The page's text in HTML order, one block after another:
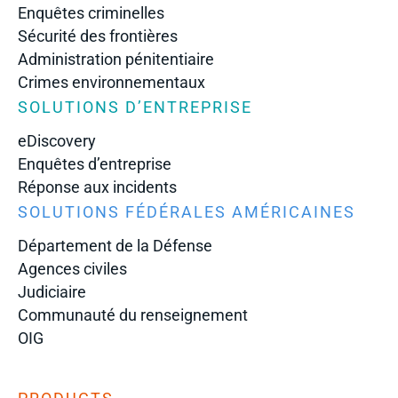
Enquêtes criminelles
Sécurité des frontières
Administration pénitentiaire
Crimes environnementaux
SOLUTIONS D’ENTREPRISE
eDiscovery
Enquêtes d’entreprise
Réponse aux incidents
SOLUTIONS FÉDÉRALES AMÉRICAINES
Département de la Défense
Agences civiles
Judiciaire
Communauté du renseignement
OIG